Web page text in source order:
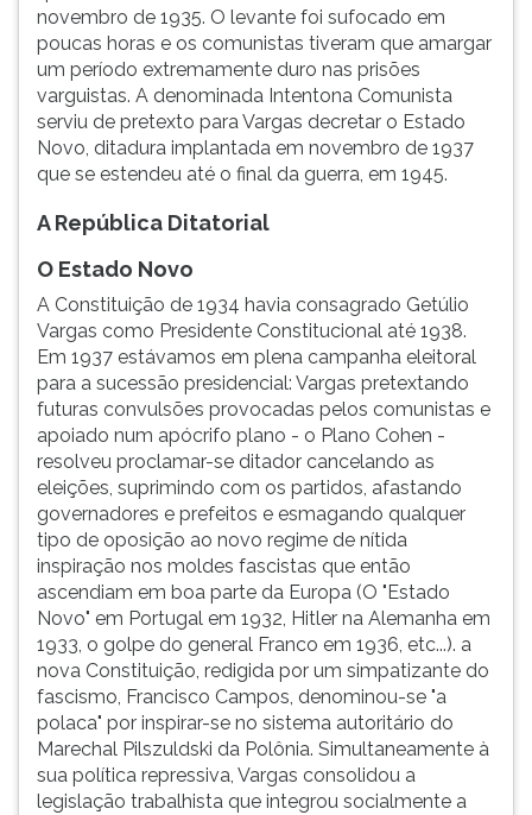
novembro de 1935. O levante foi sufocado em
poucas horas e os comunistas tiveram que amargar
um período extremamente duro nas prisões
varguistas. A denominada Intentona Comunista
serviu de pretexto para Vargas decretar o Estado
Novo, ditadura implantada em novembro de 1937
que se estendeu até o final da guerra, em 1945.
A República Ditatorial
O Estado Novo
A Constituição de 1934 havia consagrado Getúlio
Vargas como Presidente Constitucional até 1938.
Em 1937 estávamos em plena campanha eleitoral
para a sucessão presidencial: Vargas pretextando
futuras convulsões provocadas pelos comunistas e
apoiado num apócrifo plano - o Plano Cohen -
resolveu proclamar-se ditador cancelando as
eleições, suprimindo com os partidos, afastando
governadores e prefeitos e esmagando qualquer
tipo de oposição ao novo regime de nítida
inspiração nos moldes fascistas que então
ascendiam em boa parte da Europa (O "Estado
Novo" em Portugal em 1932, Hitler na Alemanha em
1933, o golpe do general Franco em 1936, etc...). a
nova Constituição, redigida por um simpatizante do
fascismo, Francisco Campos, denominou-se "a
polaca" por inspirar-se no sistema autoritário do
Marechal Pilszuldski da Polônia. Simultaneamente à
sua política repressiva, Vargas consolidou a
legislação trabalhista que integrou socialmente a